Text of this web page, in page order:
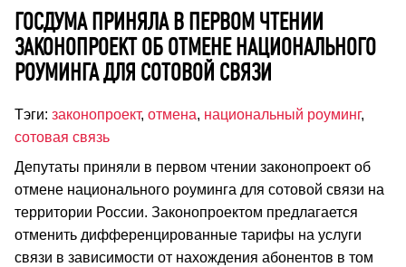
ГОСДУМА ПРИНЯЛА В ПЕРВОМ ЧТЕНИИ
ЗАКОНОПРОЕКТ ОБ ОТМЕНЕ НАЦИОНАЛЬНОГО
РОУМИНГА ДЛЯ СОТОВОЙ СВЯЗИ
Тэги: законопроект, отмена, национальный роуминг,
сотовая связь
Депутаты приняли в первом чтении законопроект об
отмене национального роуминга для сотовой связи на
территории России. Законопроектом предлагается
отменить дифференцированные тарифы на услуги
связи в зависимости от нахождения абонентов в том